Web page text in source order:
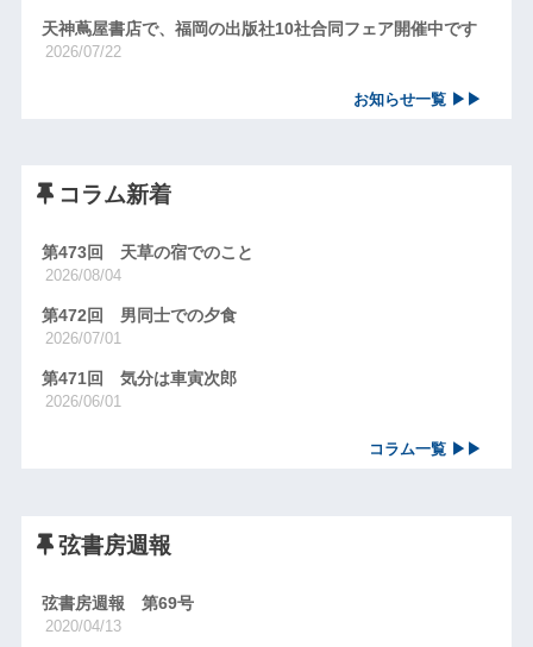
天神蔦屋書店で、福岡の出版社10社合同フェア開催中です
2026/07/22
お知らせ一覧 ▶▶
コラム新着
第473回 天草の宿でのこと
2026/08/04
第472回 男同士での夕食
2026/07/01
第471回 気分は車寅次郎
2026/06/01
コラム一覧 ▶▶
弦書房週報
弦書房週報 第69号
2020/04/13